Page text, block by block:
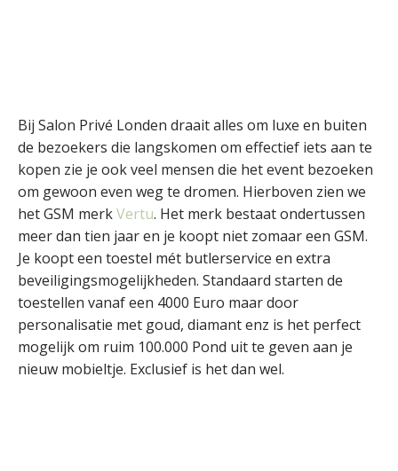
Bij Salon Privé Londen draait alles om luxe en buiten
de bezoekers die langskomen om effectief iets aan te
kopen zie je ook veel mensen die het event bezoeken
om gewoon even weg te dromen. Hierboven zien we
het GSM merkVertu. Het merk bestaat ondertussen
meer dan tien jaar en je koopt niet zomaar een GSM.
Je koopt een toestel mét butlerservice en extra
beveiligingsmogelijkheden. Standaard starten de
toestellen vanaf een 4000 Euro maar door
personalisatie met goud, diamant enz is het perfect
mogelijk om ruim 100.000 Pond uit te geven aan je
nieuw mobieltje. Exclusief is het dan wel.